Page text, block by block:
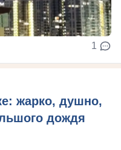
1
жарко, душно,
дождя